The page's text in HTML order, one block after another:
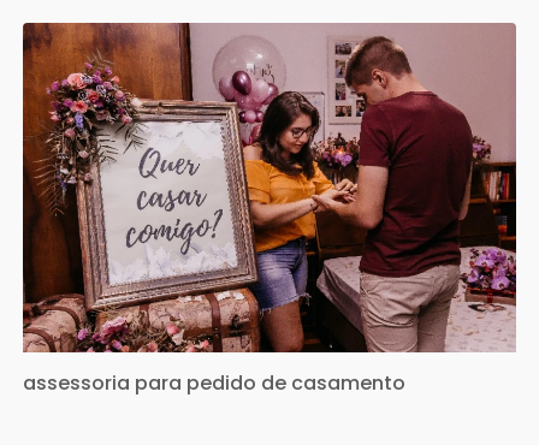
assessoria para pedido de casamento